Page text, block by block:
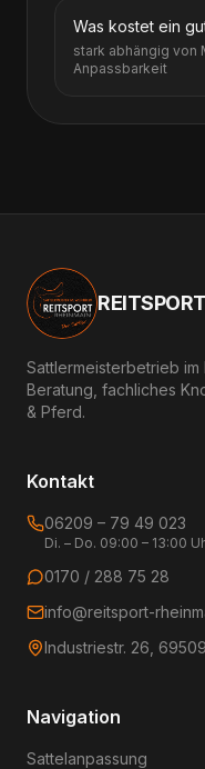
Was kostet ein
stark abhängig von
Anpassbarkeit
REITSPORT
Sattlermeisterbetrieb im
Beratung, fachliches
& Pferd.
Kontakt
06209 – 79 49 023
Di. – Do. 09:00 – 13:00
0170 / 288 75 28
info@reitsport-
Industriestr. 26,
Navigation
Sattelanpassung